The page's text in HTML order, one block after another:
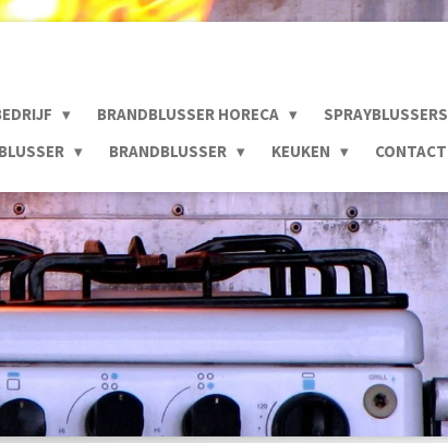
BRANDBLUSSER HORECA
SPRAYBLUSSERS
BRANDBLUSSER KEUKEN CONTACT